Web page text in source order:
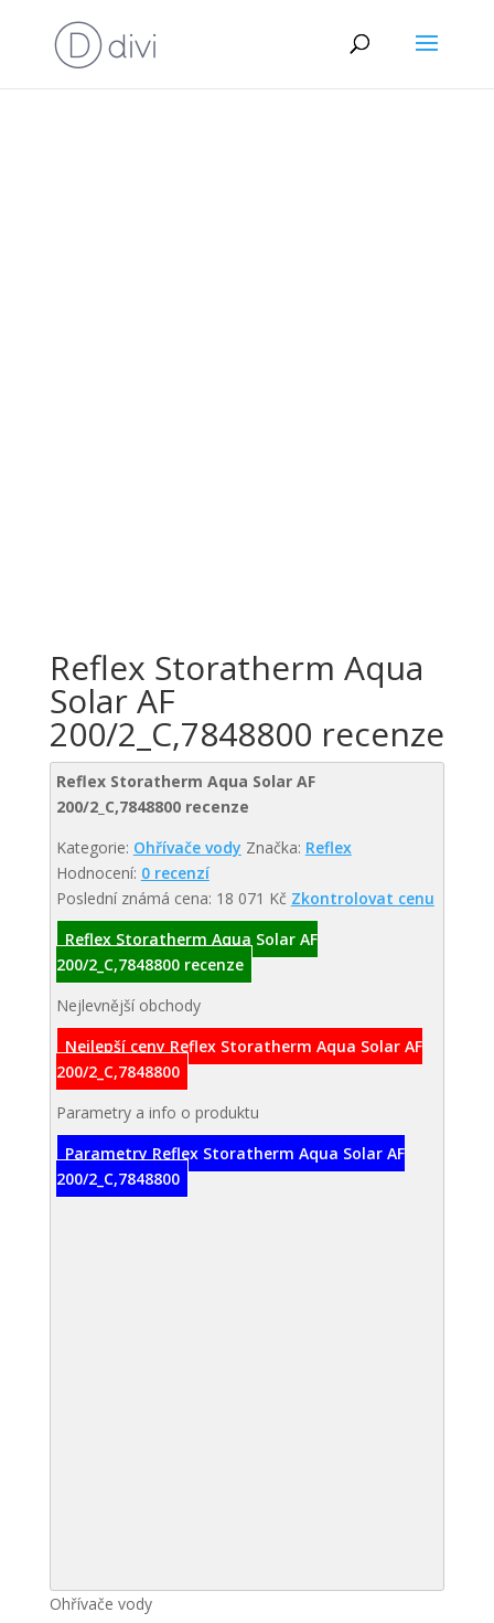
Reflex Storatherm Aqua
Solar AF
200/2_C,7848800 recenze
Reflex Storatherm Aqua Solar AF
200/2_C,7848800 recenze
Kategorie: Ohřívače vody Značka: Reflex
Hodnocení: 0 recenzí
Poslední známá cena: 18 071 Kč Zkontrolovat cenu
Reflex Storatherm Aqua Solar AF
200/2_C,7848800 recenze
Nejlevnější obchody
Nejlepší ceny Reflex Storatherm Aqua Solar AF
200/2_C,7848800
Parametry a info o produktu
Parametry Reflex Storatherm Aqua Solar AF
200/2_C,7848800
Ohřívače vody